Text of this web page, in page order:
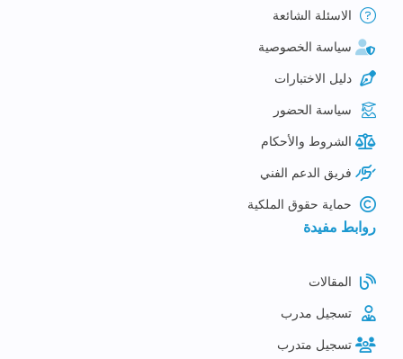
الاسئلة الشائعة
سياسة الخصوصية
دليل الاختبارات
سياسة الحضور
الشروط والأحكام
فريق الدعم الفني
حماية حقوق الملكية
روابط مفيدة
المقالات
تسجيل مدرب
تسجيل متدرب